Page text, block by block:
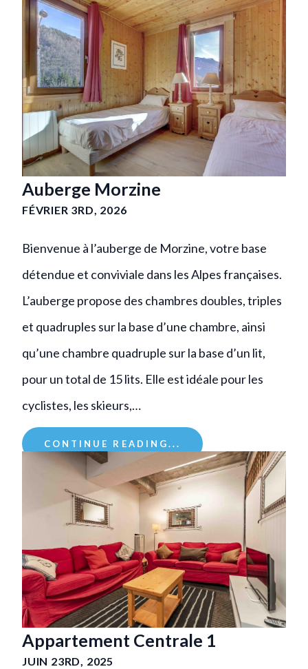
Auberge Morzine
FÉVRIER 3RD, 2026
Bienvenue à l’auberge de Morzine, votre base
détendue et conviviale dans les Alpes françaises.
L’auberge propose des chambres doubles, triples
et quadruples sur la base d’une chambre, ainsi
qu’une chambre quadruple sur la base d’un lit,
pour un total de 15 lits. Elle est idéale pour les
cyclistes, les skieurs,…
CONTINUE READING...
Appartement Centrale 1
JUIN 23RD, 2025